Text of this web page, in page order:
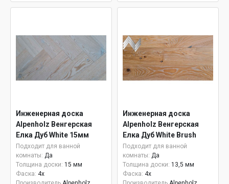
Инженерная доска
Alpenholz Венгерская
Елка Дуб White 15мм
Подходит для ванной
комнаты: Да
Толщина доски: 15 мм
Фаска: 4x
Инженерная доска
Alpenholz Венгерская
Елка Дуб White Brush
Подходит для ванной
комнаты: Да
Толщина доски: 13,5 мм
Фаска: 4x